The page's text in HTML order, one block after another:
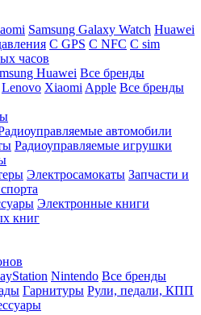
Samsung Galaxy Watch Huawei
C GPS C NFC C sim
часов
Huawei Все бренды
Lenovo Xiaomi Apple Все бренды
автомобили
Радиоуправляемые игрушки
Электросамокаты Запчасти и
Электронные книги
книг
Nintendo Все бренды
Гарнитуры Рули, педали, КПП